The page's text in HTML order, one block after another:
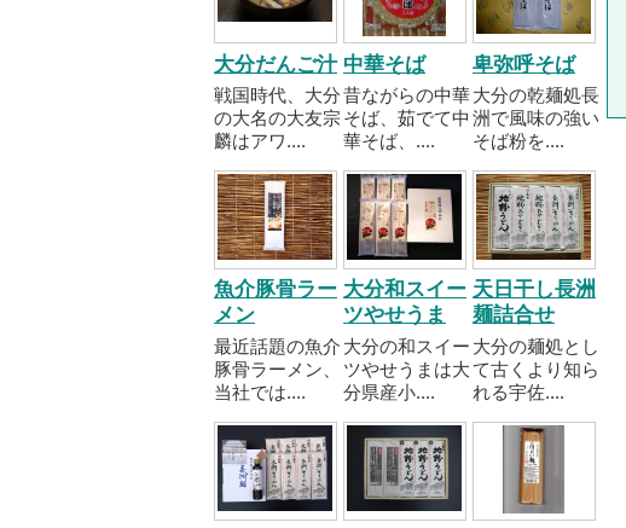
大分だんご汁
戦国時代、大分
の大名の大友宗
麟はアワ....
中華そば
昔ながらの中華
そば、茹でて中
華そば、....
卑弥呼そば
大分の乾麺処長
洲で風味の強い
そば粉を....
魚介豚骨ラー
メン
最近話題の魚介
豚骨ラーメン、
当社では....
大分和スイー
ツやせうま
大分の和スイー
ツやせうまは大
分県産小....
天日干し長洲
麺詰合せ
大分の麺処とし
て古くより知ら
れる宇佐....